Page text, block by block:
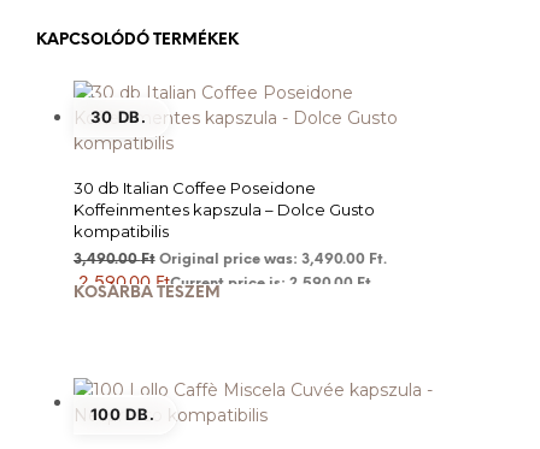
KAPCSOLÓDÓ TERMÉKEK
30 DB.
30 db Italian Coffee Poseidone
Koffeinmentes kapszula – Dolce Gusto
kompatibilis
3,490.00Ft Original price was: 3,490.00 Ft.
2,590.00 FtCurrent price is: 2,590.00 Ft.
KOSÁRBA TESZEM
100 DB.